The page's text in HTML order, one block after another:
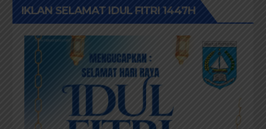
IKLAN SELAMAT IDUL FITRI 1447H